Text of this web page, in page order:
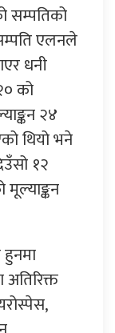
एलनले
धनी
को
२४
थियो भने
१२
हुनमा